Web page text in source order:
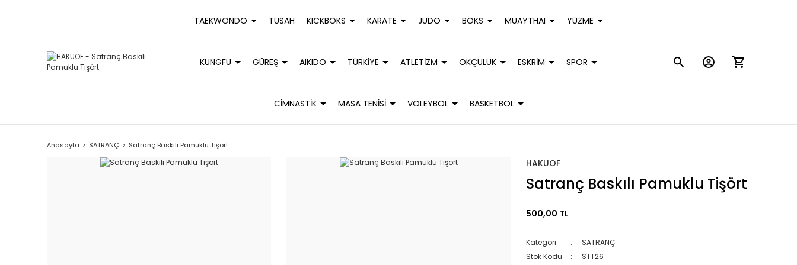
TAEKWONDO TUSAH KICKBOKS KARATE JUDO BOKS MUAYTHAI YÜZME
KUNGFU GÜREŞ AIKIDO TÜRKİYE ATLETİZM OKÇULUK ESKRİM SPOR
CİMNASTİK MASA TENİSİ VOLEYBOL BASKETBOL
Anasayfa SATRANÇ Satranç Baskılı Pamuklu Tişört
HAKUOF
Satranç Baskılı Pamuklu Tişört
500,00 TL
Kategori
SATRANÇ
Stok Kodu
STT26